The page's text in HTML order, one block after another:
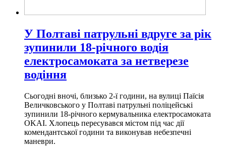
У Полтаві патрульні вдруге за рік
зупинили 18-річного водія
електросамоката за нетверезе
водіння
Сьогодні вночі, близько 2-ї години, на вулиці Паїсія
Величковського у Полтаві патрульні поліцейські
зупинили 18-річного кермувальника електросамоката
OKAI. Хлопець пересувався містом під час дії
комендантської години та виконував небезпечні
маневри.